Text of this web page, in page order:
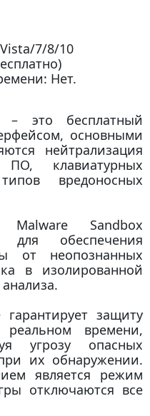
7/8/10
Нет.
– это бесплатный
основными
нейтрализация
клавиатурных
вредоносных
Malware Sandbox
для обеспечения
от неопознанных
в изолированной
защиту
времени,
угрозу опасных
их обнаружении.
является режим
отключаются все